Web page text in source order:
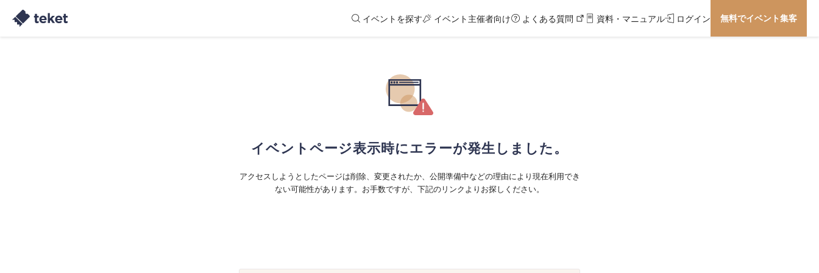
イベントを探す イベント主催者向け よくある質問 資料・マニュアル ログイン 無料でイベント集客
イベントページ表示時にエラーが発生しました。
アクセスしようとしたページは削除、変更されたか、公開準備中などの理由により現在利用でき
ない可能性があります。お手数ですが、下記のリンクよりお探しください。